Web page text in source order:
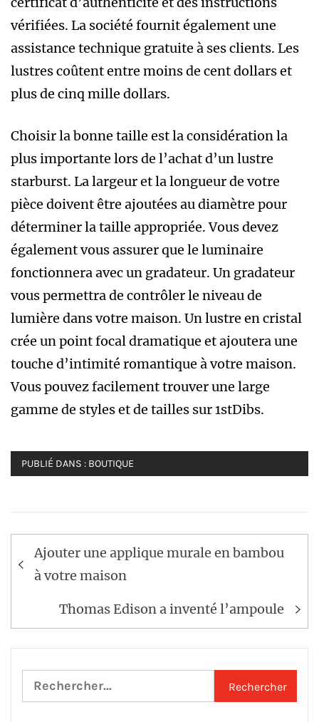
vérifiées. La société fournit également une
assistance technique gratuite à ses clients. Les
lustres coûtent entre moins de cent dollars et
plus de cinq mille dollars.
Choisir la bonne taille est la considération la
plus importante lors de l’achat d’un lustre
starburst. La largeur et la longueur de votre
pièce doivent être ajoutées au diamètre pour
déterminer la taille appropriée. Vous devez
également vous assurer que le luminaire
fonctionnera avec un gradateur. Un gradateur
vous permettra de contrôler le niveau de
lumière dans votre maison. Un lustre en cristal
crée un point focal dramatique et ajoutera une
touche d’intimité romantique à votre maison.
Vous pouvez facilement trouver une large
gamme de styles et de tailles sur 1stDibs.
PUBLIÉ DANS : BOUTIQUE
Navigation
de
Ajouter une applique murale en bambou
à votre maison
Thomas Edison a inventé l’ampoule
Rechercher :